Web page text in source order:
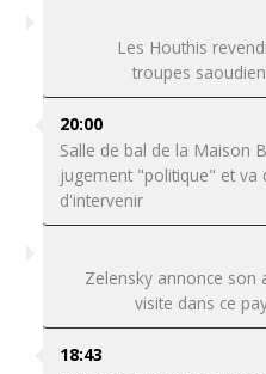
Les Houthis
troupes
20:00
Salle de bal de la Maison
jugement "politique" et va
d'intervenir
Zelensky annonce son
visite dans ce
18:43